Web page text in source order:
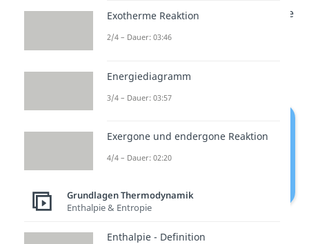
anstreben. Das heißt, dass sich die
Zustände der Systeme in Bezug
Volumen angleichen.
Exotherme Reaktion
2/4 – Dauer: 03:46
Energiediagramm
3/4 – Dauer: 03:57
Exergone und endergone Reaktion
4/4 – Dauer: 02:20
Grundlagen Thermodynamik
Enthalpie & Entropie
Enthalpie - Definition